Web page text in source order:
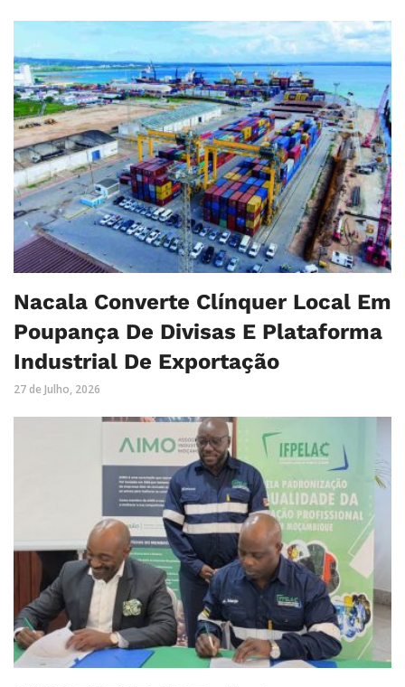
Nacala Converte Clínquer Local Em
Poupança De Divisas E Plataforma
Industrial De Exportação
27 de Julho, 2026